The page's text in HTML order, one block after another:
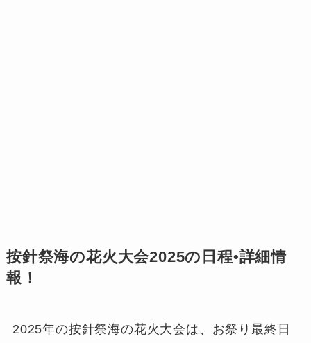
按針祭海の花火大会2025の日程•詳細情
報！
2025年の按針祭海の花火大会は、お祭り最終日